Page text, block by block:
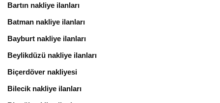
Bartın nakliye ilanları
Batman nakliye ilanları
Bayburt nakliye ilanları
Beylikdüzü nakliye ilanları
Biçerdöver nakliyesi
Bilecik nakliye ilanları